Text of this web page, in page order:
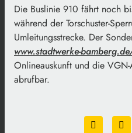
Die Buslinie 910 fährt noch
während der Torschuster-
Umleitungsstrecke. Der
www.stadtwerke-
Onlineauskunft und die
abrufbar.